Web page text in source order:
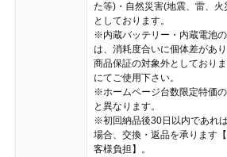
た等)・自然災害(地震、雷、火
としております。
※内蔵バッテリー・内蔵電池
は、消耗度合いに個体差があ
商品保証の対象外としており
にてご使用下さい。
※ホームページ台数限定特価
と異なります。
※初回納品後30日以内であれ
場合、交換・返品を承ります
客様負担】。